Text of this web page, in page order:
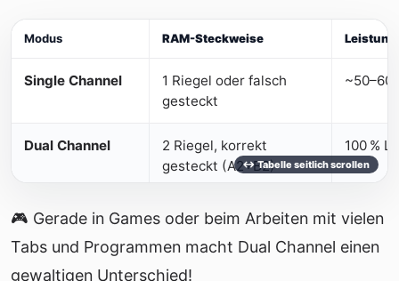
Modus RAM-Steckweise
Single Channel
1 Riegel oder falsch
gesteckt
~50–60
Dual Channel
2 Riegel, korrekt
gesteckt (A2+B2)
100 %
🎮 Gerade in Games oder beim Arbeiten mit vielen
Tabs und Programmen macht Dual Channel einen
gewaltigen Unterschied!